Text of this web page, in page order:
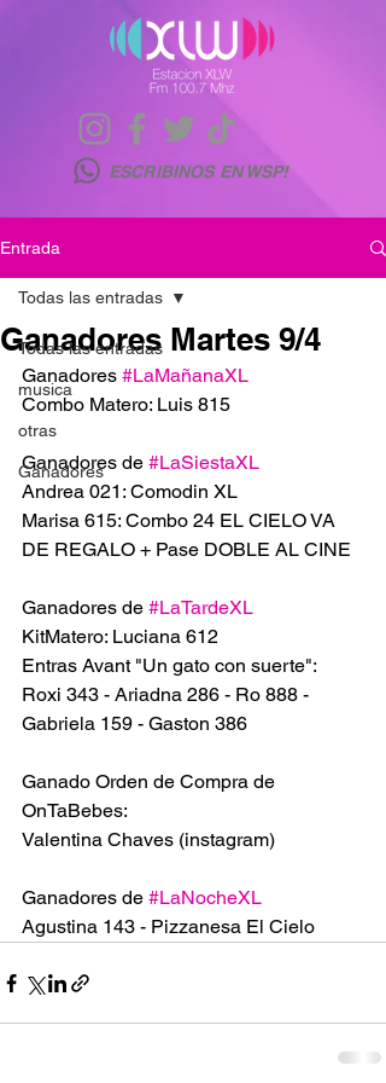
ESCRIBINOS EN WSP!
Entrada
Todas las entradas
musica
otras
Ganadores
Todas las entradas
Ganadores Martes 9/4
Ganadores #LaMañanaXL
Combo Matero: Luis 815
Ganadores de #LaSiestaXL
Andrea 021: Comodin XL
Marisa 615: Combo 24 EL CIELO VA
DE REGALO + Pase DOBLE AL CINE
Ganadores de #LaTardeXL
KitMatero: Luciana 612
Entras Avant "Un gato con suerte":
Roxi 343 - Ariadna 286 - Ro 888 -
Gabriela 159 - Gaston 386
Ganado Orden de Compra de
OnTaBebes:
Valentina Chaves (instagram)
Ganadores de #LaNocheXL
Agustina 143 - Pizzanesa El Cielo